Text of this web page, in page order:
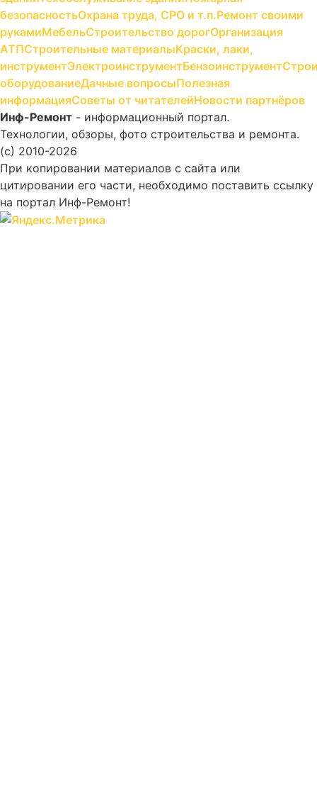
безопасностьОхрана труда, СРО и т.п.Ремонт своими
рукамиМебельСтроительство дорогОрганизация
АТПСтроительные материалыКраски, лаки,
инструментЭлектроинструментБензоинструмент
оборудованиеДачные вопросыПолезная
информацияСоветы от читателейНовости партнёров
Инф-Ремонт - информационный портал.
Технологии, обзоры, фото строительства и ремонта.
(c) 2010-2026
При копировании материалов с сайта или
цитировании его части, необходимо поставить ссылку
на портал Инф-Ремонт!